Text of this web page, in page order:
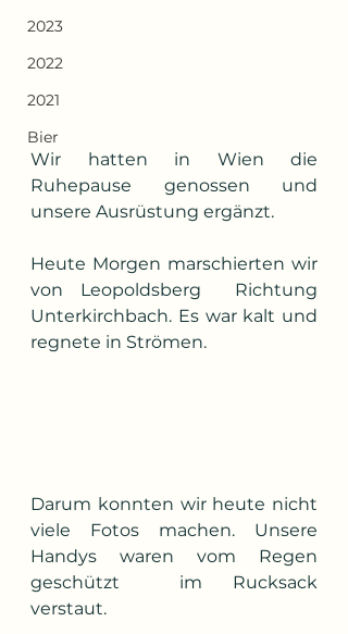
2023
2022
2021
Bier
Wir hatten in Wien die
Ruhepause genossen und
unsere Ausrüstung ergänzt.
Heute Morgen marschierten wir
von Leopoldsberg  Richtung
Unterkirchbach. Es war kalt und
regnete in Strömen.
Darum konnten wir heute nicht
viele Fotos machen. Unsere
Handys waren vom Regen
geschützt  im Rucksack
verstaut.